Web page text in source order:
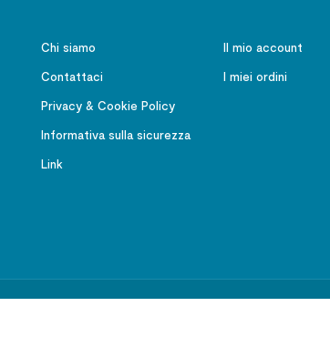
Chi siamo
Contattaci
Privacy & Cookie Policy
Informativa sulla sicurezza
Link
Il mio account
I miei ordini